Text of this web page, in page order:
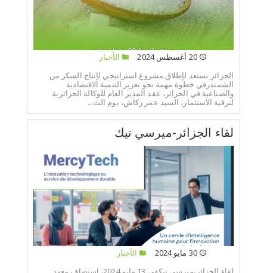
20 أغسطس 2024
الأخبار
الجزائر تستعد لإطلاق مشروع استراتيجي لإنتاج السكر من
الشمندرفي خطوة مهمة نحو تعزيز التنمية الاقتصادية
والصناعية في الجزائر، عقد المدير العام للوكالة الجزائرية
لترقية الاستثمار، السيد عمر ركاش، يوم الث...
لقاء الجزائر-ميرسي تيك
30 مايو 2024
الأخبار